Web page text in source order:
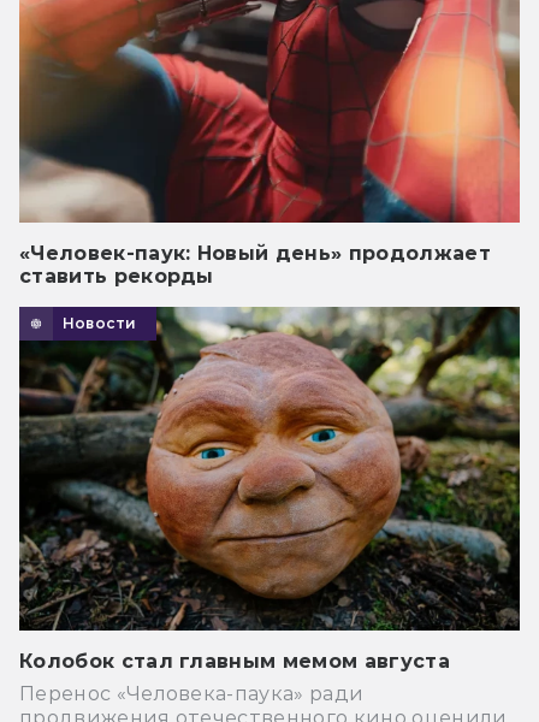
«Человек-паук: Новый день» продолжает
ставить рекорды
Новости
Колобок стал главным мемом августа
Перенос «Человека-паука» ради
продвижения отечественного кино оценили